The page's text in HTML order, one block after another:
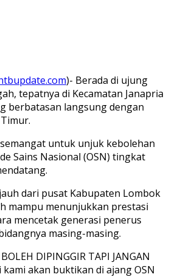
)- Berada di ujung
tepatnya di Kecamatan Janapria
berbatasan langsung dengan
untuk unjuk kebolehan
Sains Nasional (OSN) tingkat
dari pusat Kabupaten Lombok
mampu menunjukkan prestasi
mencetak generasi penerus
masing-masing.
DIPINGGIR TAPI JANGAN
kami akan buktikan di ajang OSN